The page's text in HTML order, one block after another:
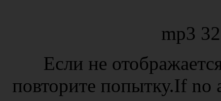
mp3
Если не
повторите попытку.If